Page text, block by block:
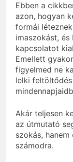
Ebben a
azon, hogyan
formái
imaszokást,
kapcsolatot
Emellett
figyelmed ne
lelki
Akár teljesen
az útmutató
szokás,
számodra.